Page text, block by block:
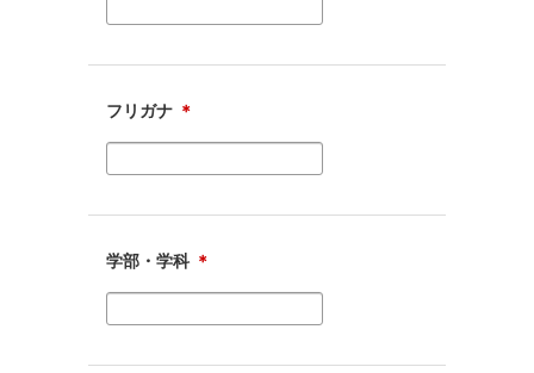
フリガナ ＊
学部・学科 ＊